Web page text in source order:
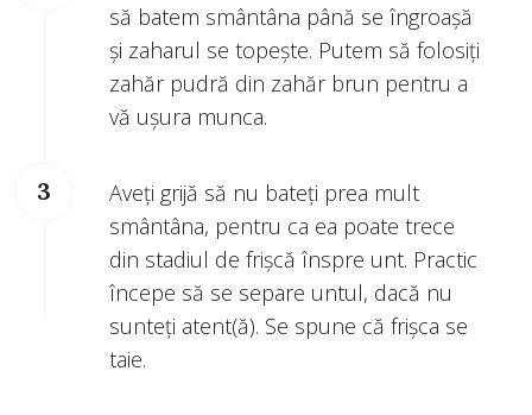
să batem smântâna până se îngroașă
și zaharul se topește. Putem să folosiți
zahăr pudră din zahăr brun pentru a
vă ușura munca.
Aveți grijă să nu bateți prea mult
smântâna, pentru ca ea poate trece
din stadiul de frișcă înspre unt. Practic
începe să se separe untul, dacă nu
sunteți atent(ă). Se spune că frișca se
taie.